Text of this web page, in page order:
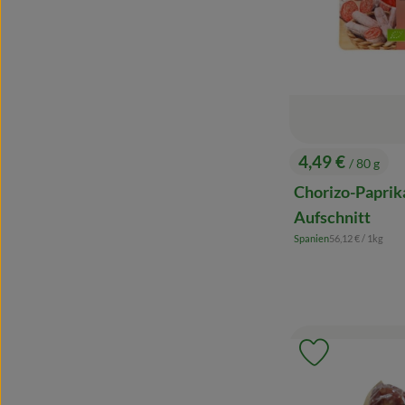
, Preis:
4,49 € / 80 g
Chorizo-
Aufschnitt
, Herkunft:
Spanien, Referenzpreis:
56,12 €/ 1kg
Produkt